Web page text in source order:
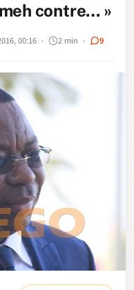
contre… »
00:16 2 min 9